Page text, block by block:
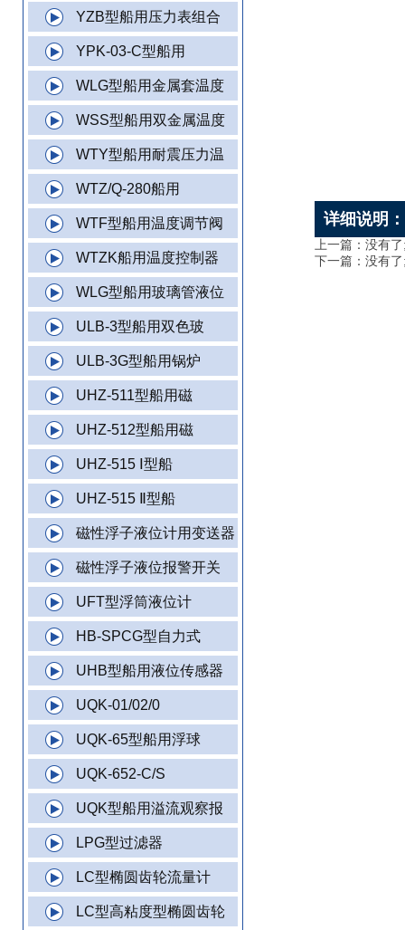
YZB型船用压力表组合
YPK-03-C型船用
WLG型船用金属套温度
WSS型船用双金属温度
WTY型船用耐震压力温
WTZ/Q-280船用
WTF型船用温度调节阀
WTZK船用温度控制器
WLG型船用玻璃管液位
ULB-3型船用双色玻
ULB-3G型船用锅炉
UHZ-511型船用磁
UHZ-512型船用磁
UHZ-515 Ⅰ型船
UHZ-515 Ⅱ型船
磁性浮子液位计用变送器
磁性浮子液位报警开关
UFT型浮筒液位计
HB-SPCG型自力式
UHB型船用液位传感器
UQK-01/02/0
UQK-65型船用浮球
UQK-652-C/S
UQK型船用溢流观察报
LPG型过滤器
LC型椭圆齿轮流量计
LC型高粘度型椭圆齿轮
详细说明：
上一篇：没有
下一篇：没有